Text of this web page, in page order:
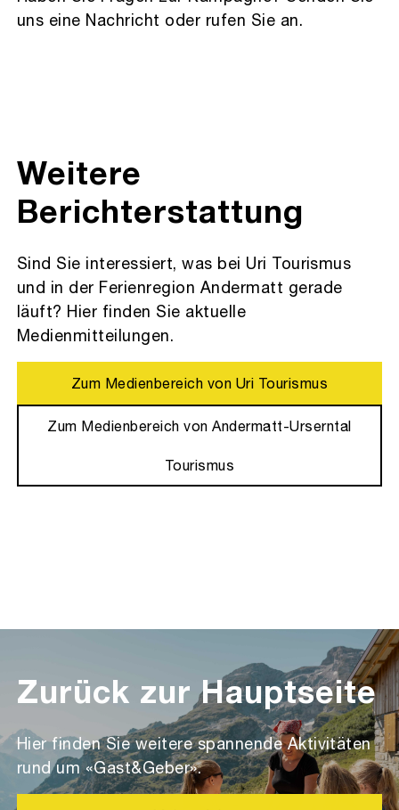
uns eine Nachricht oder rufen Sie an.
Weitere
Berichterstattung
Sind Sie interessiert, was bei Uri Tourismus
und in der Ferienregion Andermatt gerade
läuft? Hier finden Sie aktuelle
Medienmitteilungen.
Zum Medienbereich von Uri Tourismus
Zum Medienbereich von Andermatt-Urserntal
Tourismus
Zurück zur Hauptseite
Hier finden Sie weitere spannende Aktivitäten
rund um «Gast&Geber».